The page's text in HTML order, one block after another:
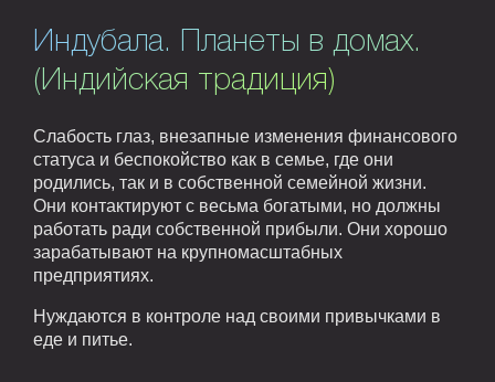
Индубала. Планеты в домах.
(Индийская традиция)
Слабость глаз, внезапные изменения финансового
статуса и беспокойство как в семье, где они
родились, так и в собственной семейной жизни.
Они контактируют с весьма богатыми, но должны
работать ради собственной прибыли. Они хорошо
зарабатывают на крупномасштабных
предприятиях.
Нуждаются в контроле над своими привычками в
еде и питье.